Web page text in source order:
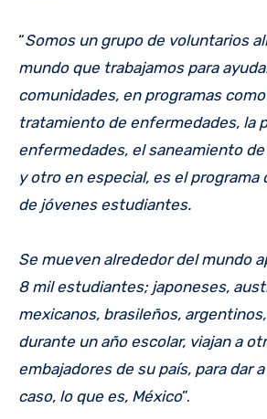
“Somos un grupo de voluntarios
mundo que trabajamos para
comunidades, en programas como
tratamiento de enfermedades, la
enfermedades, el saneamiento de
y otro en especial, es el programa
de jóvenes estudiantes.
Se mueven alrededor del mundo
8 mil estudiantes; japoneses,
mexicanos, brasileños,
durante un año escolar, viajan a
embajadores de su país, para dar
caso, lo que es, México”.